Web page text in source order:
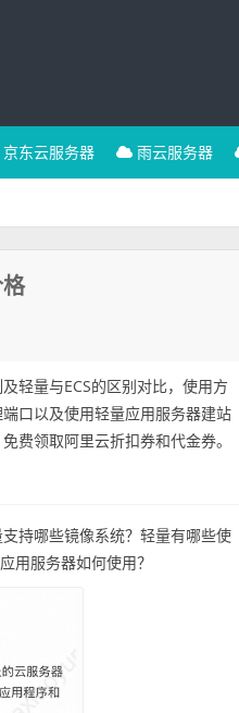
京东云服务器 雨云服务器
轻量与ECS的区别对比，使用方
口以及使用轻量应用服务器建站
免费领取阿里云折扣券和代金券。
持哪些镜像系统？轻量有哪些使
用服务器如何使用？